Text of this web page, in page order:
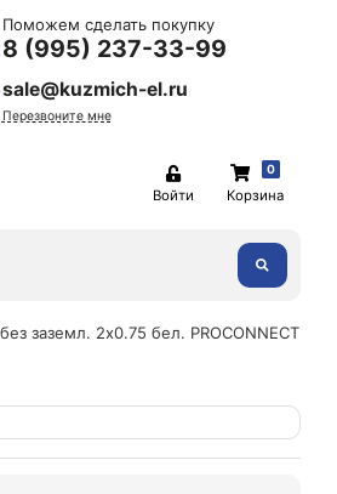
Поможем сделать покупку
8 (995) 237-33-99
sale@kuzmich-el.ru
Перезвоните мне
Войти
0
Корзина
заземл. 2х0.75 бел. PROCONNECT